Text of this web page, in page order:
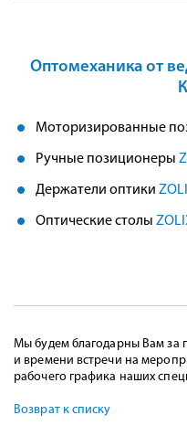
Оптомеханика от
Моторизированные
Ручные позиционеры
Держатели оптики
Оптические столы
Мы будем благодарны Вам за
и времени встречи на
рабочего графика наших
Возврат к списку